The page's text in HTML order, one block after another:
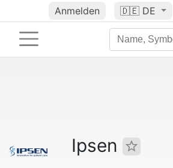
Anmelden 🇩🇪 DE
Ipsen